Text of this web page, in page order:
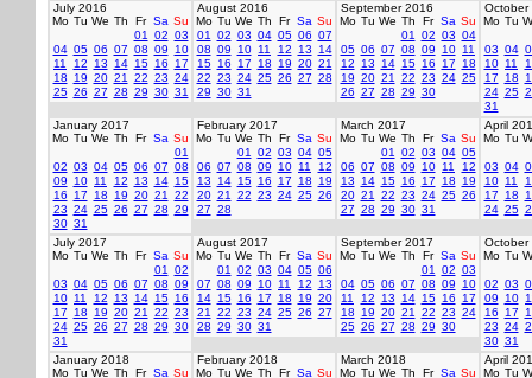
July 2016
Mo Tu We Th Fr Sa Su
01
02 03
04 05 06 07 08 09
10
11
12 13 14 15 16
17
18
19 20 21 22 23 24
25 26 27 28 29 30 31
August 2016
Mo Tu We Th Fr Sa Su
01
02 03 04 05 06 07
08 09 10 11 12 13
14
15 16 17 18 19 20 21
22 23 24 25 26 27 28
29 30 31
September 2016
Mo Tu We Th Fr Sa Su
01
02 03 04
05 06 07 08 09 10 11
12
13 14 15 16 17
18
19 20 21 22 23 24 25
26 27 28 29 30
October
Mo Tu
03 04
10 11
17
18
24 25
31
January 2017
Mo Tu We Th Fr Sa Su
01
02 03 04 05 06 07 08
09
10 11 12 13 14 15
16
17 18 19 20 21
22
23 24 25 26 27 28 29
30 31
February 2017
Mo Tu We Th Fr Sa Su
01
02 03 04 05
06 07 08 09 10 11
12
13
14 15 16 17 18
19
20 21 22 23 24 25 26
27 28
March 2017
Mo Tu We Th Fr Sa Su
01
02 03 04 05
06 07 08 09 10 11
12
13
14 15 16 17 18
19
20 21 22 23 24 25 26
27 28 29 30 31
April
Mo Tu
03 04
10 11
17
18
24 25
July 2017
Mo Tu We Th Fr Sa Su
01
02
03 04 05 06 07 08 09
10 11 12 13 14 15 16
17
18 19 20 21 22 23
24 25 26 27 28 29 30
31
August 2017
Mo Tu We Th Fr Sa Su
01
02 03 04 05 06
07 08 09 10 11 12
13
14 15 16 17 18 19 20
21
22 23 24 25 26 27
28 29 30 31
September 2017
Mo Tu We Th Fr Sa Su
01
02 03
04 05 06 07 08 09
10
11
12 13 14 15 16
17
18
19 20 21 22 23 24
25 26 27 28 29 30
October
Mo Tu
02 03
09
10
16
17
23 24
30 31
January 2018
Mo Tu We Th Fr Sa Su
February 2018
Mo Tu We Th Fr Sa Su
March 2018
Mo Tu We Th Fr Sa Su
April
Mo Tu